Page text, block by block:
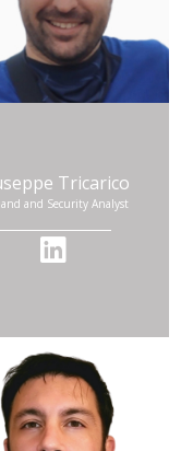
Tricarico
and Security Analyst